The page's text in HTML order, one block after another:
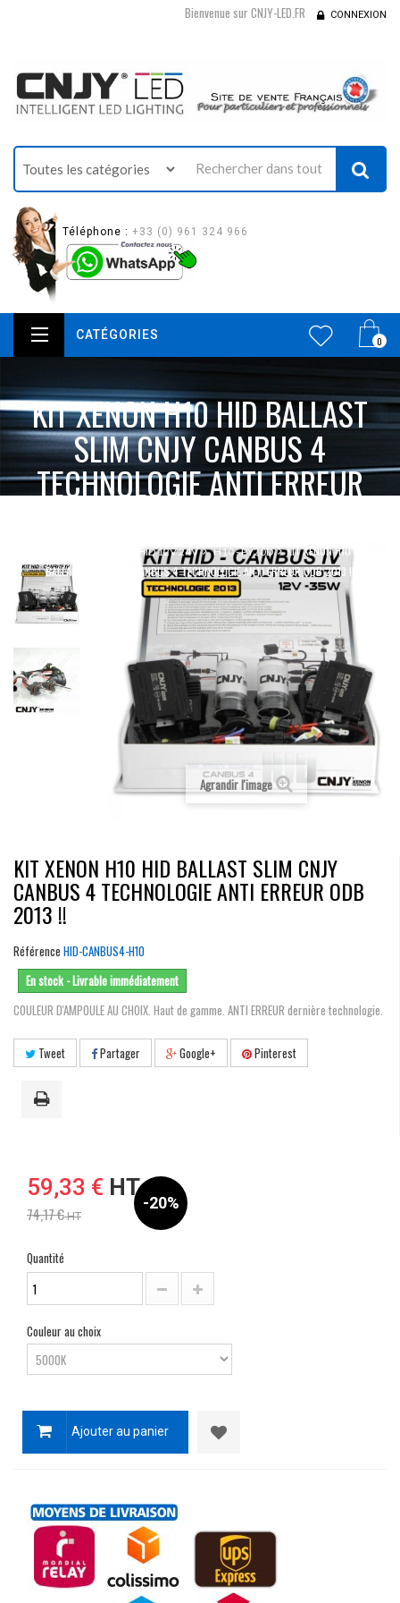
Bienvenue sur CNJY-LED.FR CONNEXION
Téléphone : +33 (0) 961 324 966
0
CATÉGORIES
KIT XENON H10 HID BALLAST
SLIM CNJY CANBUS 4
TECHNOLOGIE ANTI ERREUR
XENON HID 12V 24V H10 - PY20D
KIT XENON H10 HID
BALLAST SLIM CNJY CANBUS 4 TECHNOLOGIE ANTI ERREUR ODB 2013 !!
Agrandir l'image
KIT XENON H10 HID BALLAST SLIM CNJY
CANBUS 4 TECHNOLOGIE ANTI ERREUR ODB
2013 !!
Référence HID-CANBUS4-H10
En stock - Livrable immédiatement
COULEUR D'AMPOULE AU CHOIX. Haut de gamme. ANTI ERREUR dernière technologie.
Tweet Partager Google+ Pinterest
59,33 € HT
74,17 €HT
-20%
Quantité
Couleur au choix
Ajouter au panier